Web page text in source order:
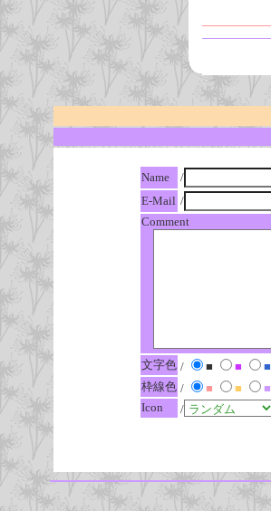
Name
/
E-Mail /
Comment
文字色 / ■ ■ ■
枠線色 / ■ ■ ■
Icon
/